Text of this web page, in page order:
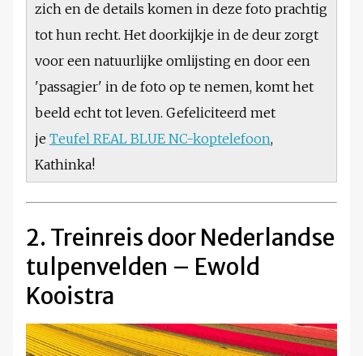
zich en de details komen in deze foto prachtig
tot hun recht. Het doorkijkje in de deur zorgt
voor een natuurlijke omlijsting en door een
'passagier' in de foto op te nemen, komt het
beeld echt tot leven. Gefeliciteerd met
je Teufel REAL BLUE NC-koptelefoon,
Kathinka!
2. Treinreis door Nederlandse
tulpenvelden – Ewold
Kooistra